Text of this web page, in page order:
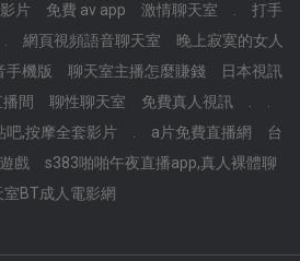
片 免費 av app 激情聊天室
打手
網頁視頻語音聊天室
晚上寂寞的女人
手機版 聊天室主播怎麼賺錢
日本視訊
間 聊性聊天室 免費真人視訊
吧,按摩全套影片 a片免費直播網
台
戲
s383啪啪午夜直播app,真人裸體聊
室BT成人電影網